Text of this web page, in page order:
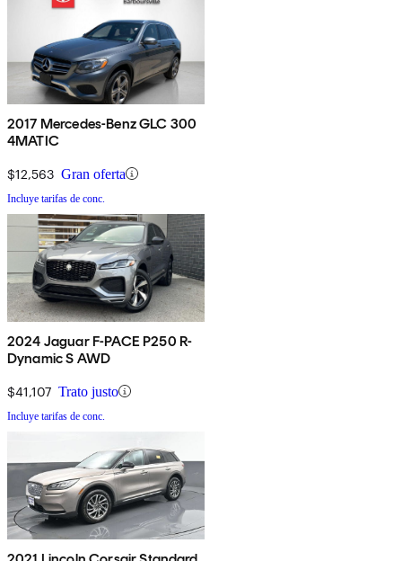
2017 Mercedes-Benz GLC 300
4MATIC
$12,563 Gran oferta
Incluye tarifas de conc.
2024 Jaguar F-PACE P250 R-
Dynamic S AWD
$41,107 Trato justo
Incluye tarifas de conc.